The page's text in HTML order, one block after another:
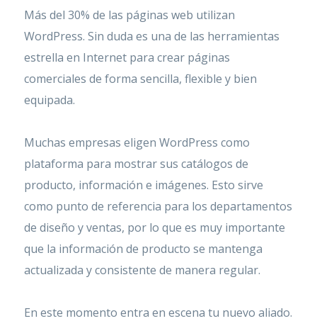
Más del 30% de las páginas web utilizan
WordPress. Sin duda es una de las herramientas
estrella en Internet para crear páginas
comerciales de forma sencilla, flexible y bien
equipada.
Muchas empresas eligen WordPress como
plataforma para mostrar sus catálogos de
producto, información e imágenes. Esto sirve
como punto de referencia para los departamentos
de diseño y ventas, por lo que es muy importante
que la información de producto se mantenga
actualizada y consistente de manera regular.
En este momento entra en escena tu nuevo aliado.